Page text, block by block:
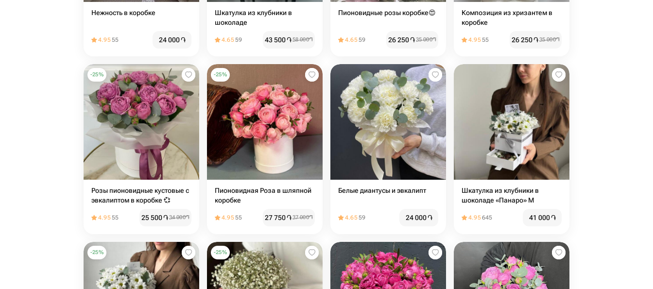
Нежность в коробке
4.9555 24 000֏
Шкатулка из клубники в
шоколаде
4.6559 43 500֏58 000֏
Пионовидные розы коробке😍
4.6559 26 250֏35 000֏
Композиция из хризантем в
коробке
4.9555 26 250֏35 000֏
-25%
Розы пионовидные кустовые с
эвкалиптом в коробке 💞
4.9555 25 500֏34 000֏
-25%
Пионовидная Роза в шляпной
коробке
4.9555 27 750֏37 000֏
Белые диантусы и эвкалипт
4.6559 24 000֏
Шкатулка из клубники в
шоколаде «Панаро» М
4.95645 41 000֏
-25% -25%